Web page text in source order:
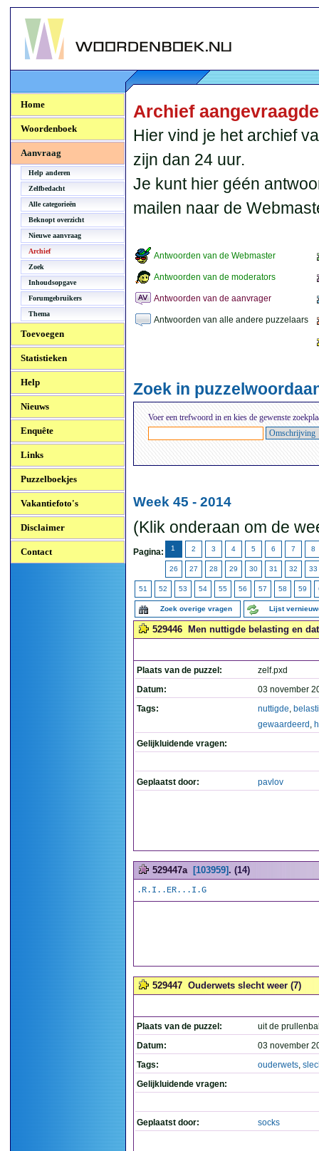
Woordenboek.NU
Home
Woordenboek
Aanvraag
Help anderen
Zelfbedacht
Alle categorieën
Beknopt overzicht
Nieuwe aanvraag
Archief
Zoek
Inhoudsopgave
Forumgebruikers
Thema
Toevoegen
Statistieken
Help
Nieuws
Enquête
Links
Puzzelboekjes
Vakantiefoto's
Disclaimer
Contact
Archief
Hier vind je het archief
zijn dan 24 uur.
Je kunt hier géén
mailen naar de
Antwoorden van de Webmaster
Antwoorden van de moderators
Antwoorden van de aanvrager
Antwoorden van alle andere puzzelaars
Zoek in
Voer een trefwoord in en kies de gewenste
Week 45 - 2014
(Klik onderaan om de
Pagina: 1 2 3 4 5 6 7 8
26 27 28 29 30 31 32 33
51 52 53 54 55 56 57 58 59
Zoek overige vragen Lijst
529446 Men nuttigde belasting en
Plaats van de puzzel:
zelf.pxd
Datum:
03 november
Tags:
nuttigde,
gewaardeerd ,
Gelijkluidende vragen:
Geplaatst door: pavlov
529447a [103959] . (14)
.R.I..ER...I.G
529447 Ouderwets slecht weer (7)
Plaats van de puzzel:
uit de
Datum:
03 november
Tags:
ouderwets,
Gelijkluidende vragen:
Geplaatst door: socks